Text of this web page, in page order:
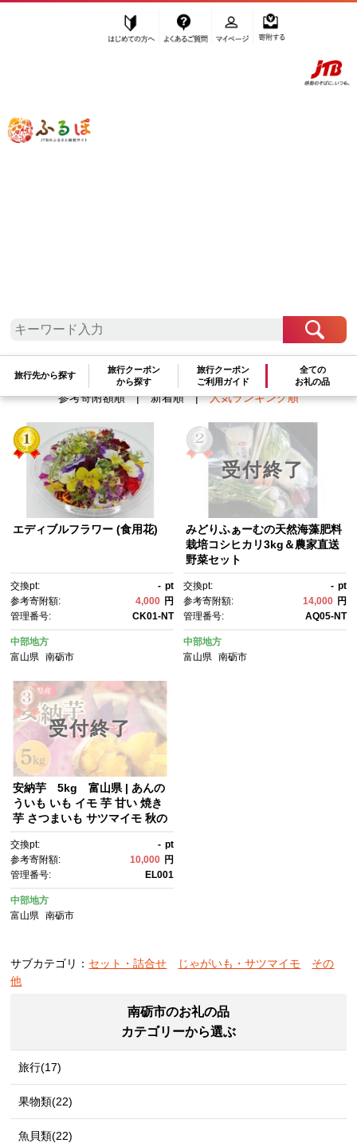
ふるぽ JTBのふるさと納税サイト
旅行先から探す
旅行クーポン
から探す
旅行クーポン
ご利用ガイド
全ての
お礼の品
検索結果一覧 1～3件 / 全3件
参考寄附額順|新着順|人気ランキング順
エディブルフラワー (食用花)
交換pt: - pt
参考寄附額:
4,000 円
管理番号:
CK01-NT
中部地方
富山県
南砺市
受付終了
みどりふぁーむの天然海藻肥料
栽培コシヒカリ3kg＆農家直送
野菜セット
交換pt: - pt
参考寄附額:
14,000 円
管理番号:
AQ05-NT
中部地方
富山県 南砺市
受付終了
安納芋 5kg 富山県 | あんの
ういも いも イモ 芋 甘い 焼き
芋 さつまいも サツマイモ 秋の
送 人気 おすすめ 送料無料
交換pt: - pt
参考寄附額:
10,000 円
管理番号:
EL001
中部地方
富山県
南砺市
サブカテゴリ： セット・詰合せ じゃがいも・サツマイモ
その
他
南砺市のお礼の品
カテゴリーから選ぶ
旅行(17)
果物類(22)
魚貝類(22)